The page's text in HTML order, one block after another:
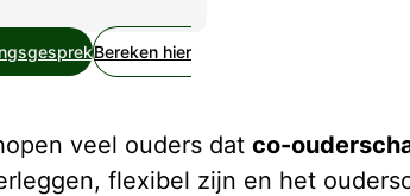
Bereken hier
veel ouders dat co-
flexibel zijn en het